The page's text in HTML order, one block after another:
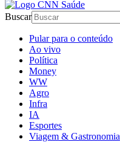
Buscar
Pular para o conteúdo
Ao vivo
Política
Money
WW
Agro
Infra
IA
Esportes
Viagem & Gastronomia